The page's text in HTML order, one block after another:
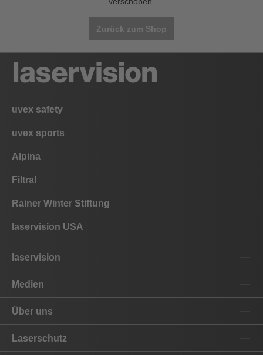
Zurück zum Shop
uvex safety
uvex sports
Alpina
Filtral
Rainer Winter Stiftung
laservision USA
laservision
Medien
Über uns
Laserschutz